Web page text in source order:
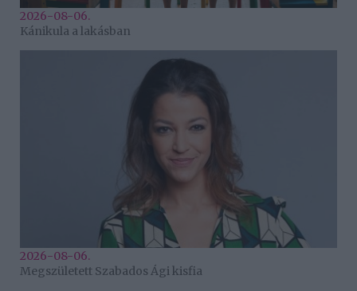
2026-08-06.
Kánikula a lakásban
2026-08-06.
Megszületett Szabados Ági kisfia